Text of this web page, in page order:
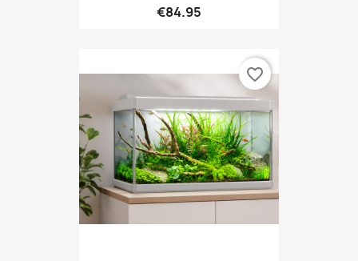
€84.95
favorite_border